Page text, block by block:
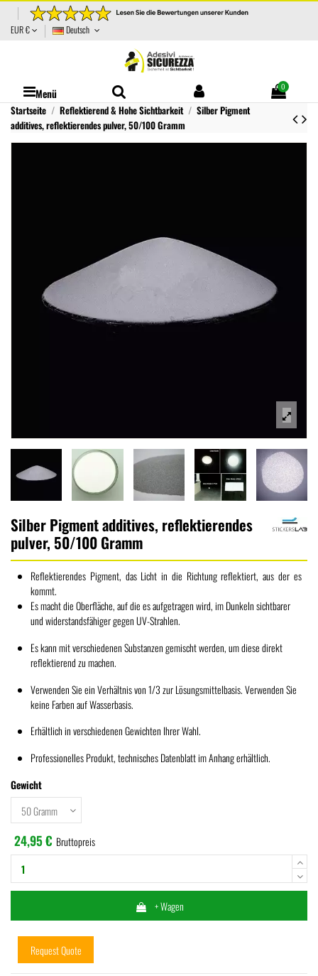
EUR € Deutsch
Menü 0
Startseite Reflektierend & Hohe Sichtbarkeit
Silber Pigment
additives, reflektierendes pulver, 50/100 Gramm
Silber Pigment additives, reflektierendes
pulver, 50/100 Gramm
Reflektierendes Pigment, das Licht in die Richtung reflektiert, aus der es
kommt.
Es macht die Oberfläche, auf die es aufgetragen wird, im Dunkeln sichtbarer
und widerstandsfähiger gegen UV-Strahlen.
Es kann mit verschiedenen Substanzen gemischt werden, um diese direkt
reflektierend zu machen.
Verwenden Sie ein Verhältnis von 1/3 zur Lösungsmittelbasis. Verwenden Sie
keine Farben auf Wasserbasis.
Erhältlich in verschiedenen Gewichten Ihrer Wahl.
Professionelles Produkt, technisches Datenblatt im Anhang erhältlich.
Gewicht
24,95 € Bruttopreis
+ Wagen
Request Quote